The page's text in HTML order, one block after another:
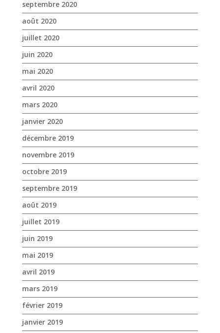
septembre 2020
août 2020
juillet 2020
juin 2020
mai 2020
avril 2020
mars 2020
janvier 2020
décembre 2019
novembre 2019
octobre 2019
septembre 2019
août 2019
juillet 2019
juin 2019
mai 2019
avril 2019
mars 2019
février 2019
janvier 2019